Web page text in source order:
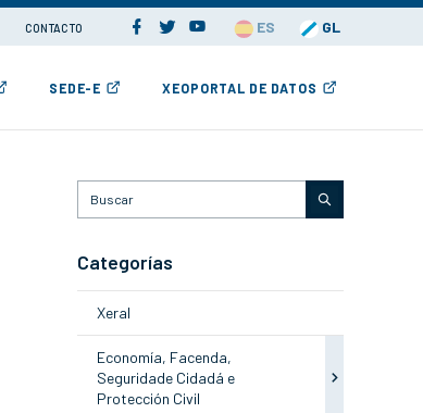
CONTACTO ES GL
SEDE-E XEOPORTAL DE DATOS
Categorías
Xeral
Economía, Facenda,
Seguridade Cidadá e
Protección Civil